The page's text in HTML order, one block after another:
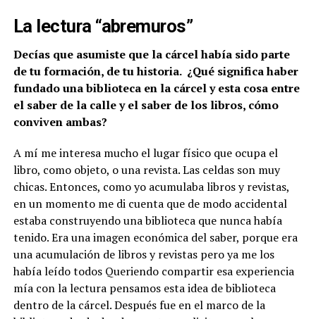
La lectura “abremuros”
Decías que asumiste que la cárcel había sido parte
de tu formación, de tu historia. ¿Qué significa haber
fundado una biblioteca en la cárcel y esta cosa entre
el saber de la calle y el saber de los libros, cómo
conviven ambas?
A mí me interesa mucho el lugar físico que ocupa el
libro, como objeto, o una revista. Las celdas son muy
chicas. Entonces, como yo acumulaba libros y revistas,
en un momento me di cuenta que de modo accidental
estaba construyendo una biblioteca que nunca había
tenido. Era una imagen económica del saber, porque era
una acumulación de libros y revistas pero ya me los
había leído todos Queriendo compartir esa experiencia
mía con la lectura pensamos esta idea de biblioteca
dentro de la cárcel. Después fue en el marco de la